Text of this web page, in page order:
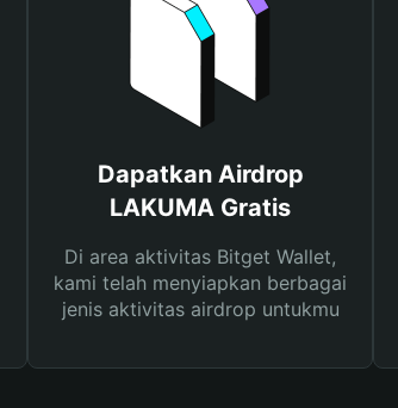
Dapatkan Airdrop
LAKUMA Gratis
Di area aktivitas Bitget Wallet,
kami telah menyiapkan berbagai
jenis aktivitas airdrop untukmu